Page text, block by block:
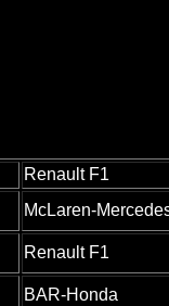
Renault F1
McLaren-
Renault F1
BAR-Honda